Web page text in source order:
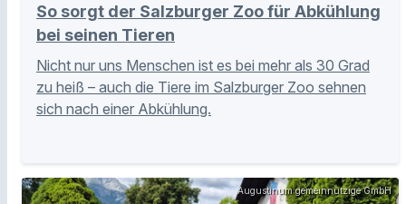
So sorgt der Salzburger Zoo für Abkühlung
bei seinen Tieren
Nicht nur uns Menschen ist es bei mehr als 30 Grad
zu heiß – auch die Tiere im Salzburger Zoo sehnen
sich nach einer Abkühlung.
Augustinum gemeinnützige GmbH